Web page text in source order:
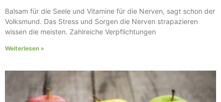
Balsam für die Seele und Vitamine für die Nerven, sagt schon der
Volksmund. Das Stress und Sorgen die Nerven strapazieren
wissen die meisten. Zahlreiche Verpflichtungen
Weiterlesen »